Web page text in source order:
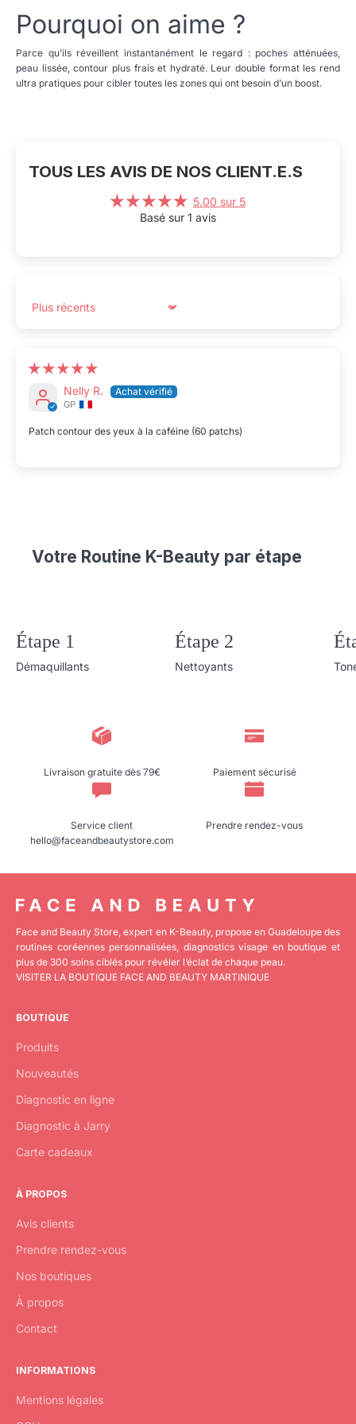
Pourquoi on aime ?
Parce qu’ils réveillent instantanément le regard : poches atténuées,
peau lissée, contour plus frais et hydraté. Leur double format les rend
ultra pratiques pour cibler toutes les zones qui ont besoin d’un boost.
TOUS LES AVIS DE NOS CLIENT.E.S
5.00 sur 5
Basé sur 1 avis
Sort by
Nelly R.
GP
Patch contour des yeux à la caféine (60 patchs)
Votre Routine K-Beauty par étape
Étape 1
Démaquillants
Étape 2
Nettoyants
Livraison gratuite dès 79€ Paiement sécurisé
Service client
hello@faceandbeautystore.com
Prendre rendez-vous
Face and Beauty Store, expert en K-Beauty, propose en Guadeloupe des
routines coréennes personnalisées, diagnostics visage en boutique et
plus de 300 soins ciblés pour révéler l’éclat de chaque peau.
VISITER LA BOUTIQUE FACE AND BEAUTY MARTINIQUE
BOUTIQUE
Produits
Nouveautés
Diagnostic en ligne
Diagnostic à Jarry
Carte cadeaux
À PROPOS
Avis clients
Prendre rendez-vous
Nos boutiques
À propos
Contact
INFORMATIONS
Mentions légales